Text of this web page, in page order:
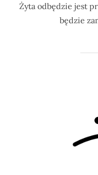
Żyta odbędzie jest
będzie